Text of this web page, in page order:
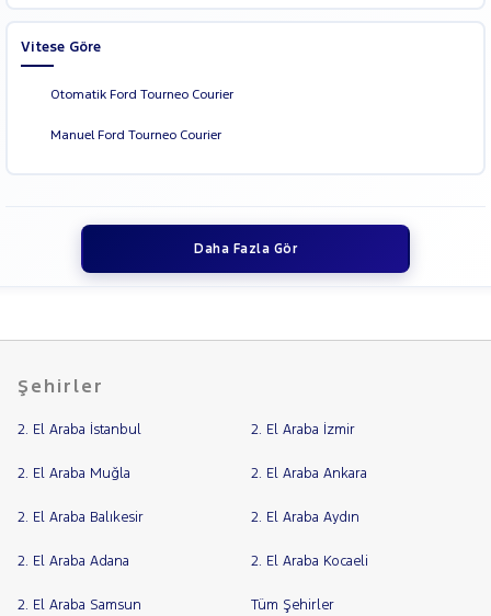
Vitese Göre
Otomatik Ford Tourneo Courier
Manuel Ford Tourneo Courier
Daha Fazla Gör
Şehirler
2. El Araba İstanbul 2. El Araba İzmir
2. El Araba Muğla 2. El Araba Ankara
2. El Araba Balıkesir 2. El Araba Aydın
2. El Araba Adana 2. El Araba Kocaeli
2. El Araba Samsun Tüm Şehirler